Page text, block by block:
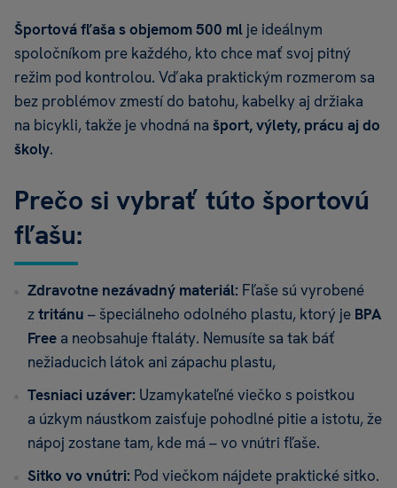
Športová fľaša s objemom 500 ml je ideálnym
spoločníkom pre každého, kto chce mať svoj pitný
režim pod kontrolou. Vďaka praktickým rozmerom sa
bez problémov zmestí do batohu, kabelky aj držiaka
na bicykli, takže je vhodná na šport, výlety, prácu aj do
školy.
Prečo si vybrať túto športovú
fľašu:
Zdravotne nezávadný materiál: Fľaše sú vyrobené
ztritánu – špeciálneho odolného plastu, ktorý je BPA
Free a neobsahuje ftaláty. Nemusíte sa tak báť
nežiaducich látok ani zápachu plastu,
Tesniaci uzáver: Uzamykateľné viečko s poistkou
a úzkym náustkom zaisťuje pohodlné pitie a istotu, že
nápoj zostane tam, kde má – vo vnútri fľaše.
Sitko vo vnútri: Pod viečkom nájdete praktické sitko.